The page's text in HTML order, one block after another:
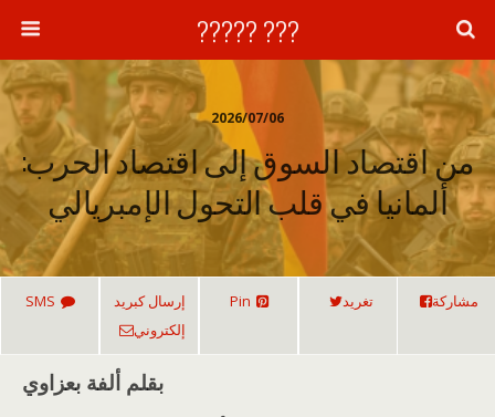
??? ?????
2026/07/06
من اقتصاد السوق إلى اقتصاد الحرب:
ألمانيا في قلب التحول الإمبريالي
مشاركة تغريد Pin
إرسال كبريد
إلكتروني
SMS
بقلم ألفة بعزاوي